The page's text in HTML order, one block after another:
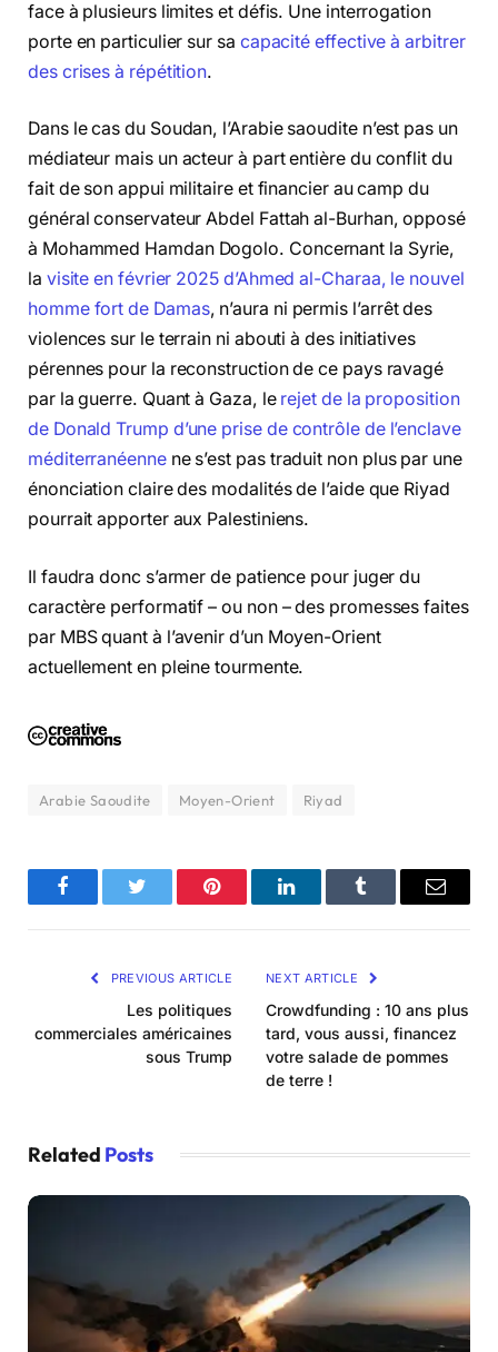
face à plusieurs limites et défis. Une interrogation
porte en particulier sur sa capacité effective à arbitrer
des crises à répétition.
Dans le cas du Soudan, l’Arabie saoudite n’est pas un
médiateur mais un acteur à part entière du conflit du
fait de son appui militaire et financier au camp du
général conservateur Abdel Fattah al-Burhan, opposé
à Mohammed Hamdan Dogolo. Concernant la Syrie,
la visite en février 2025 d’Ahmed al-Charaa, le nouvel
homme fort de Damas, n’aura ni permis l’arrêt des
violences sur le terrain ni abouti à des initiatives
pérennes pour la reconstruction de ce pays ravagé
par la guerre. Quant à Gaza, le rejet de la proposition
de Donald Trump d’une prise de contrôle de l’enclave
méditerranéennene s’est pas traduit non plus par une
énonciation claire des modalités de l’aide que Riyad
pourrait apporter aux Palestiniens.
Il faudra donc s’armer de patience pour juger du
caractère performatif – ou non – des promesses faites
par MBS quant à l’avenir d’un Moyen-Orient
actuellement en pleine tourmente.
Arabie Saoudite Moyen-Orient Riyad
FacebookTwitter Pinterest LinkedInTumblr Email
PREVIOUS ARTICLE
Les politiques
commerciales américaines
sous Trump
NEXT ARTICLE
Crowdfunding : 10 ans plus
tard, vous aussi, financez
votre salade de pommes
de terre !
Related Posts